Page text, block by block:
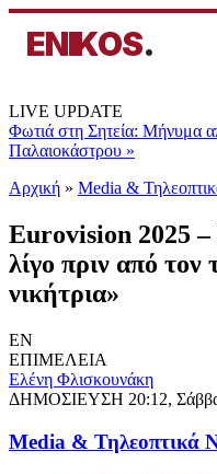
ENIKOS.
LIVE UPDATE
Φωτιά στη Σητεία: Μήνυμα
Παλαιοκάστρου »
Αρχική » Media &
Eurovision 2025
λίγο πριν από
νικήτρια»
EN
ΕΠΙΜΕΛΕΙΑ
Ελένη Φλισκουνάκη
ΔΗΜΟΣΙΕΥΣΗ 20:12,
Media & Τηλεοπτικά